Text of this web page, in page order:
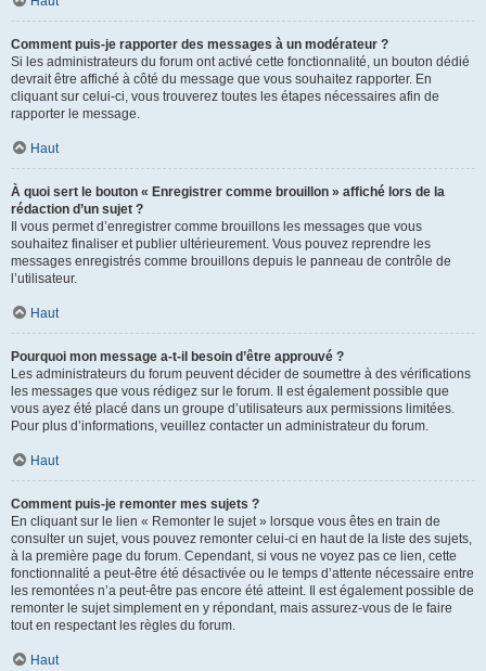
Comment puis-je rapporter des messages à un modérateur ?
Si les administrateurs du forum ont activé cette fonctionnalité, un bouton dédié
devrait être affiché à côté du message que vous souhaitez rapporter. En
cliquant sur celui-ci, vous trouverez toutes les étapes nécessaires afin de
rapporter le message.
Haut
À quoi sert le bouton « Enregistrer comme brouillon » affiché lors de la
rédaction d’un sujet ?
Il vous permet d’enregistrer comme brouillons les messages que vous
souhaitez finaliser et publier ultérieurement. Vous pouvez reprendre les
messages enregistrés comme brouillons depuis le panneau de contrôle de
l’utilisateur.
Haut
Pourquoi mon message a-t-il besoin d’être approuvé ?
Les administrateurs du forum peuvent décider de soumettre à des vérifications
les messages que vous rédigez sur le forum. Il est également possible que
vous ayez été placé dans un groupe d’utilisateurs aux permissions limitées.
Pour plus d’informations, veuillez contacter un administrateur du forum.
Haut
Comment puis-je remonter mes sujets ?
En cliquant sur le lien « Remonter le sujet » lorsque vous êtes en train de
consulter un sujet, vous pouvez remonter celui-ci en haut de la liste des sujets,
à la première page du forum. Cependant, si vous ne voyez pas ce lien, cette
fonctionnalité a peut-être été désactivée ou le temps d’attente nécessaire entre
les remontées n’a peut-être pas encore été atteint. Il est également possible de
remonter le sujet simplement en y répondant, mais assurez-vous de le faire
tout en respectant les règles du forum.
Haut